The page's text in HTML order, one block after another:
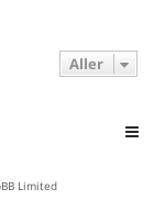
Aller
Limited